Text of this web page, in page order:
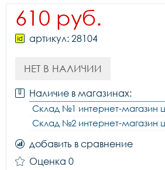
610 руб.
артикул: 28104
НЕТ В НАЛИЧИИ
Наличие в магазинах:
Склад №1 интернет-магазин
Склад №2 интернет-магазин
добавить в сравнение
Оценка 0